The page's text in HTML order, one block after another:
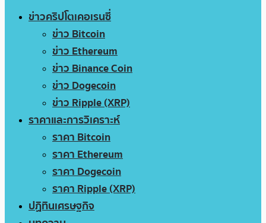
ข่าวคริปโตเคอเรนซี่
ข่าว Bitcoin
ข่าว Ethereum
ข่าว Binance Coin
ข่าว Dogecoin
ข่าว Ripple (XRP)
ราคาและการวิเคราะห์
ราคา Bitcoin
ราคา Ethereum
ราคา Dogecoin
ราคา Ripple (XRP)
ปฏิทินเศรษฐกิจ